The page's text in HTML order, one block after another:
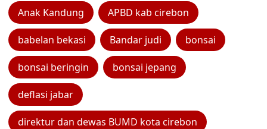
Anak Kandung APBD kab cirebon
babelan bekasi Bandar judi bonsai
bonsai beringin bonsai jepang
deflasi jabar
direktur dan dewas BUMD kota cirebon